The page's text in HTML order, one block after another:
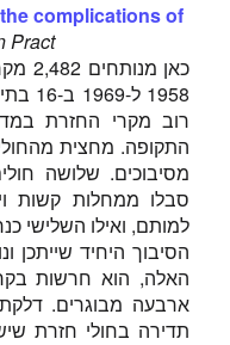
complications of
Pract
כאן
רוב מקרי החזרת
מסיבוכים. שלושה
סבלו ממחלות קשות
למותם, ואילו השלישי
הסיבוך היחיד שייתכן
האלה, הוא חרשות
ארבעה מבוגרים.
תדירה בחולי חזרת